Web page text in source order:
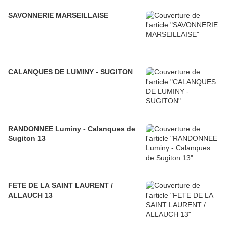
SAVONNERIE MARSEILLAISE
CALANQUES DE LUMINY - SUGITON
RANDONNEE Luminy - Calanques de
Sugiton 13
FETE DE LA SAINT LAURENT /
ALLAUCH 13